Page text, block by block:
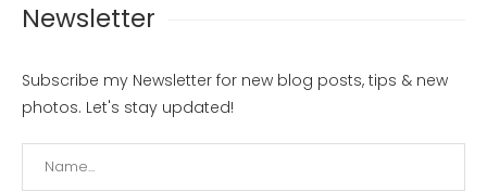
Newsletter
Subscribe my Newsletter for new blog posts, tips & new
photos. Let's stay updated!